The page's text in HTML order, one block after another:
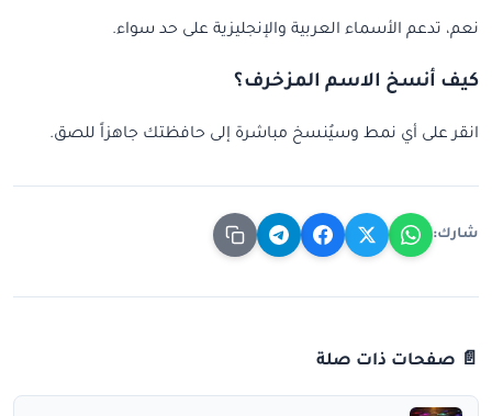
نعم، تدعم الأسماء العربية والإنجليزية على حد سواء.
كيف أنسخ الاسم المزخرف؟
انقر على أي نمط وسيُنسخ مباشرة إلى حافظتك جاهزاً للصق.
شارك:
📄 صفحات ذات صلة